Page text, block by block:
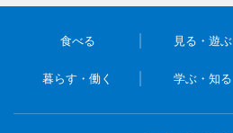
食べる 見る・遊ぶ
暮らす・働く 学ぶ・知る